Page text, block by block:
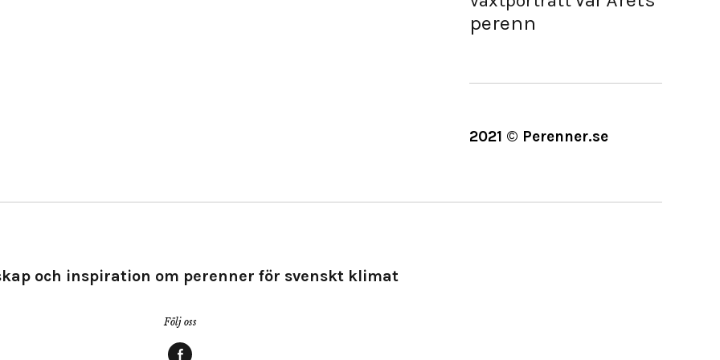
perenn
2021 © Perenner.se
och inspiration om perenner för svenskt klimat
Följ oss